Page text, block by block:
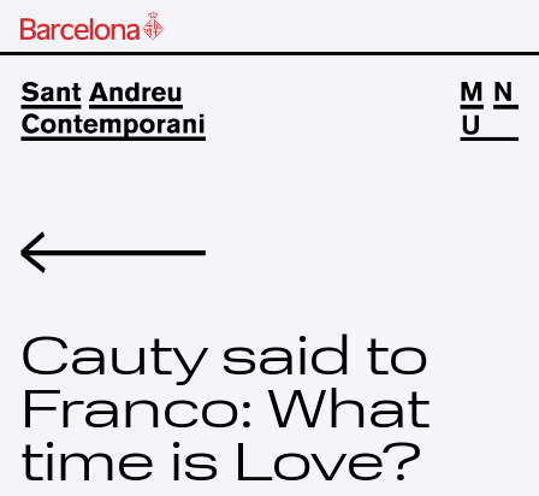
Cauty said to
Franco: What
time is Love?